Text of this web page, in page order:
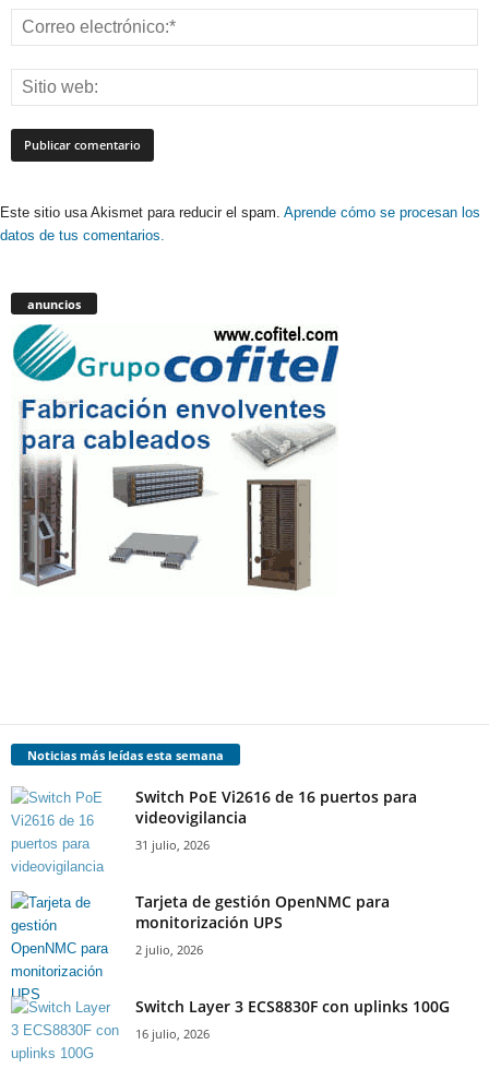
Este sitio usa Akismet para reducir el spam. Aprende cómo se procesan los
datos de tus comentarios.
anuncios
Noticias más leídas esta semana
Switch PoE Vi2616 de 16 puertos para
videovigilancia
31 julio, 2026
Tarjeta de gestión OpenNMC para
monitorización UPS
2 julio, 2026
Switch Layer 3 ECS8830F con uplinks 100G
16 julio, 2026